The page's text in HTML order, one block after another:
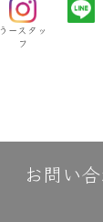
うースタッ
フ
お問い